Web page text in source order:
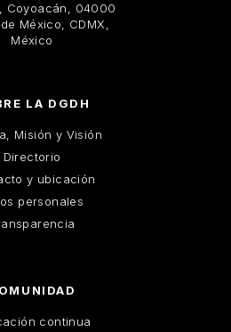
Coyoacán, 04000
México, CDMX,
México
LA DGDH
Misión y Visión
Directorio
y ubicación
personales
continua